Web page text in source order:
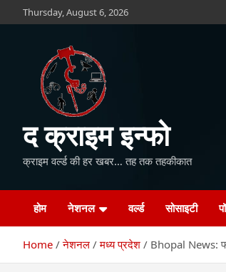
to
Thursday, August 6, 2026
द क्राइम इन्फो
क्राइम वर्ल्ड की हर खबर… तह तक तहकीकात
होम नेशनल वर्ल्ड सोसाइटी
Home नेशनल मध्य प्रदेश Bhopal News: